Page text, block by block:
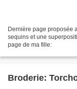
Dernière page proposée
sequins et une
page de ma fille:
Broderie: